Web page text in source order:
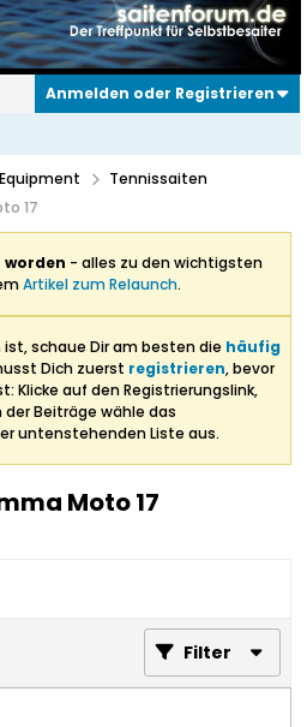
Anmelden oder Registrieren
Equipment
Tennissaiten
17
worden - alles zu den wichtigsten
Artikel zum Relaunch.
ist, schaue Dir am besten die häufig
Dich zuerst registrieren, bevor
Klicke auf den Registrierungslink,
Beiträge wähle das
untenstehenden Liste aus.
Moto 17
Filter